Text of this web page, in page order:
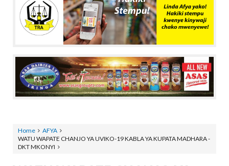
Home
AFYA
WATU WAPATE CHANJO YA UVIKO-19 KABLA YA KUPATA MADHARA -
DKT MKONYI